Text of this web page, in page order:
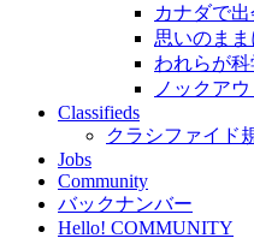
カナダで出
思いのま
われらが科
ノックア
Classifieds
クラシファイド
Jobs
Community
バックナンバー
Hello! COMMUNITY